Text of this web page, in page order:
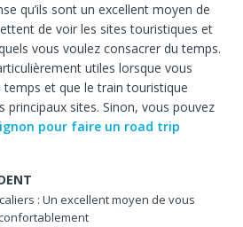
qu’ils sont un excellent moyen de
de voir les sites touristiques et
vous voulez consacrer du temps.
utiles lorsque vous
temps et que le train touristique
principaux sites. Sinon, vous pouvez
pour faire un road trip
: Un excellent moyen de vous